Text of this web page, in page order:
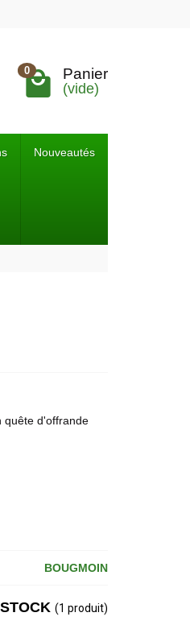
0 Panier
(vide)
Nouveautés
quête d'offrande
BOUGMOIN
(1 produit)